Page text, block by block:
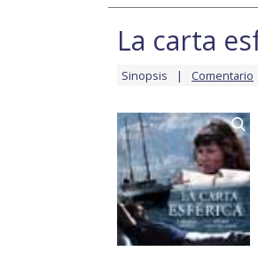
La carta
Sinopsis Comentario